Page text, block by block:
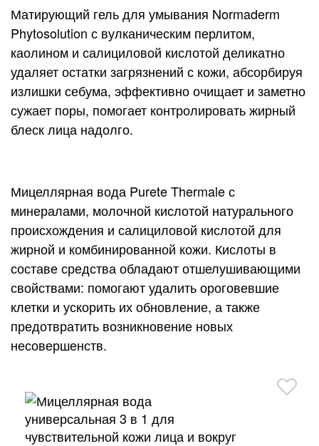
г
:
0
Матирующий гель для умывания Normaderm
Phytosolution с вулканическим перлитом,
каолином и салициловой кислотой деликатно
удаляет остатки загрязнений с кожи, абсорбируя
излишки себума, эффективно очищает и заметно
сужает поры, помогает контролировать жирный
блеск лица надолго.
Мицеллярная вода Purete Thermale с
минералами, молочной кислотой натурального
происхождения и салициловой кислотой для
жирной и комбинированной кожи. Кислоты в
составе средства обладают отшелушивающими
свойствами: помогают удалить ороговевшие
клетки и ускорить их обновление, а также
предотвратить возникновение новых
несовершенств.